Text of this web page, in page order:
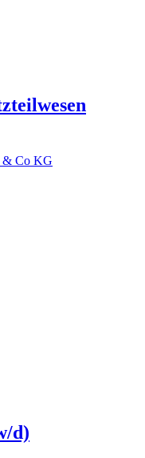
& Co KG
d)